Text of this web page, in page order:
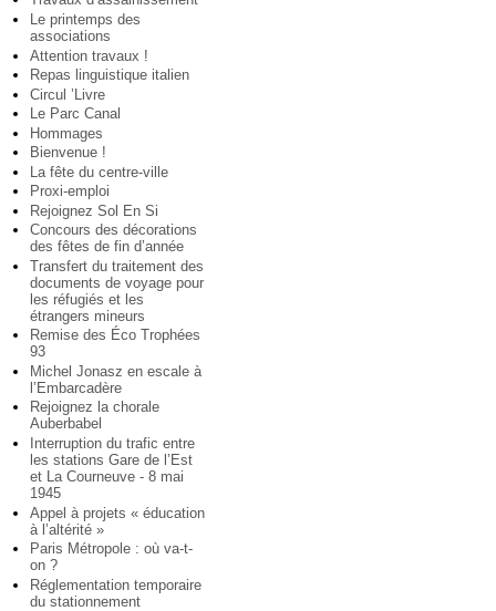
Le printemps des
associations
Attention travaux !
Repas linguistique italien
Circul ’Livre
Le Parc Canal
Hommages
Bienvenue !
La fête du centre-ville
Proxi-emploi
Rejoignez Sol En Si
Concours des décorations
des fêtes de fin d’année
Transfert du traitement des
documents de voyage pour
les réfugiés et les
étrangers mineurs
Remise des Éco Trophées
93
Michel Jonasz en escale à
l’Embarcadère
Rejoignez la chorale
Auberbabel
Interruption du trafic entre
les stations Gare de l’Est
et La Courneuve - 8 mai
1945
Appel à projets « éducation
à l’altérité »
Paris Métropole : où va-t-
on ?
Réglementation temporaire
du stationnement